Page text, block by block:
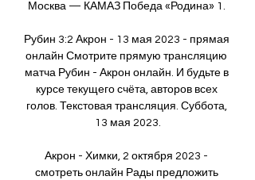
Москва — КАМАЗ Победа «Родина» 1.
Рубин 3:2 Акрон - 13 мая 2023 - прямая
онлайн Смотрите прямую трансляцию
матча Рубин - Акрон онлайн. И будьте в
курсе текущего счёта, авторов всех
голов. Текстовая трансляция. Суббота,
13 мая 2023.
Акрон - Химки, 2 октября 2023 -
смотреть онлайн Рады предложить